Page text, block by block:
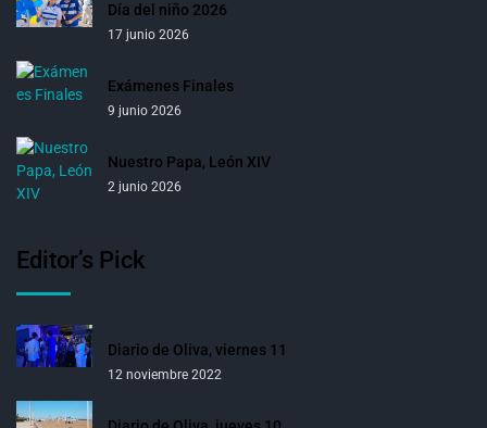
Día del niño 2026
17 junio 2026
Exámenes Finales
9 junio 2026
Nuestro Papa, León XIV
2 junio 2026
Editor’s Pick
Diario de Oliva, viernes 11
12 noviembre 2022